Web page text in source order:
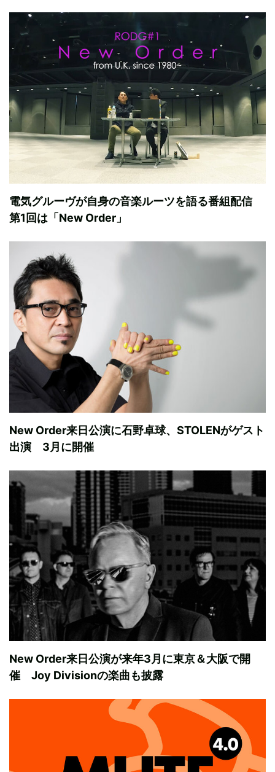
電気グルーヴが自身の音楽ルーツを語る番組配信
第1回は「New Order」
New Order来日公演に石野卓球、STOLENがゲスト
出演 3月に開催
New Order来日公演が来年3月に東京＆大阪で開
催 Joy Divisionの楽曲も披露